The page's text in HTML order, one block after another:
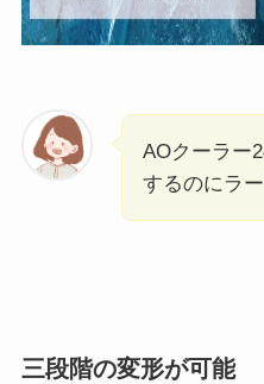
AOクーラー
するのにラ
三段階の変形が可能